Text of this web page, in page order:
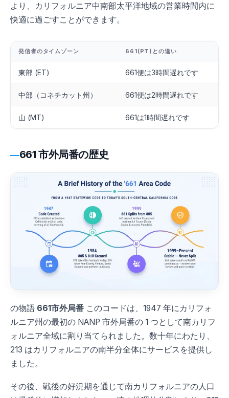
より、カリフォルニア中南部太平洋地域の営業時間内に
快適に過ごすことができます。
発信者のタイムゾーン 661(PT)との違い
東部 (ET) 661便は3時間遅れです
中部（コネチカット州） 661便は2時間遅れです
山 (MT) 661は1時間遅れです
661 市外局番の歴史
の物語 661市外局番 このコードは、1947 年にカリフォ
ルニア州の最初の NANP 市外局番の 1 つとして南カリフ
ォルニア全域に割り当てられました。数十年にわたり、
213 はカリフォルニアの南半分全体にサービスを提供し
ました。
その後、戦後の好況期を通じて南カリフォルニアの人口